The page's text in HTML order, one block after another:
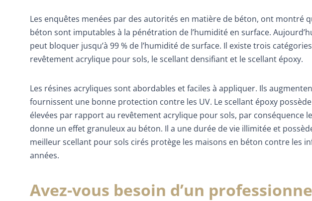
Les enquêtes menées par des autorités en matière de béton, ont montré
béton sont imputables à la pénétration de l’humidité en surface.
peut bloquer jusqu’à 99 % de l’humidité de surface. Il existe trois
revêtement acrylique pour sols, le scellant densifiant et le scellant époxy.
Les résines acryliques sont abordables et faciles à appliquer. Ils
fournissent une bonne protection contre les UV. Le scellant époxy
élevées par rapport au revêtement acrylique pour sols, par conséquence
donne un effet granuleux au béton. Il a une durée de vie illimitée et
meilleur scellant pour sols cirés protège les maisons en béton contre les
années.
Avez-vous besoin d’un